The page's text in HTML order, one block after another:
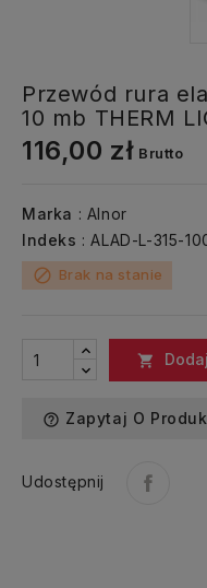
Przewód rura
10 mb THERM
116,00 zł Brutto
Marka : Alnor
Indeks : ALAD-L-315-
block Brak na stanie

help_outline Zapytaj O
Udostępnij